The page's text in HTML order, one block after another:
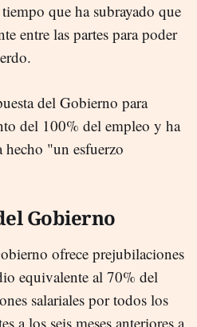
que ha subrayado que
entre las partes para poder
del Gobierno para
del 100% del empleo y ha
"un esfuerzo
Gobierno
ofrece prejubilaciones
equivalente al 70% del
salariales por todos los
a los seis meses anteriores a